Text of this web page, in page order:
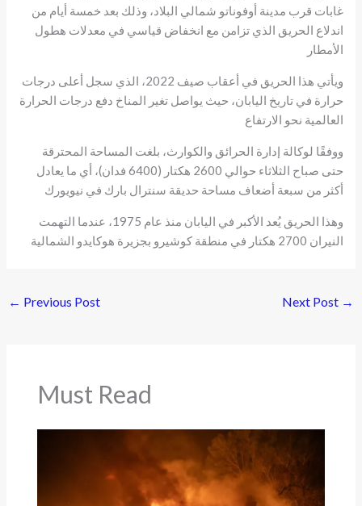
غابات قرب مدينة أوفوناتو شمالي البلاد، وذلك بعد خمسة أيام من
اندلاع الحريق الذي تزامن مع انخفاض قياسي في معدلات هطول
الأمطار
ويأتي هذا الحريق في أعقاب صيف 2022، الذي سجل أعلى درجات
حرارة في تاريخ اليابان، حيث يواصل تغير المناخ دفع درجات الحرارة
العالمية نحو الارتفاع
ووفقًا لوكالة إدارة الحرائق والكوارث، بلغت المساحة المحترقة
حتى صباح الثلاثاء حوالي 2600 هكتار (6400 فدان)، أي ما يعادل
أكثر من سبعة أضعاف مساحة حديقة سنترال بارك في نيويورك
وهذا الحريق يُعد الأكبر في اليابان منذ عام 1975، عندما التهمت
النيران 2700 هكتار في منطقة كوشيرو بجزيرة هوكايدو الشمالية
← Previous Post Next Post →
Must Read